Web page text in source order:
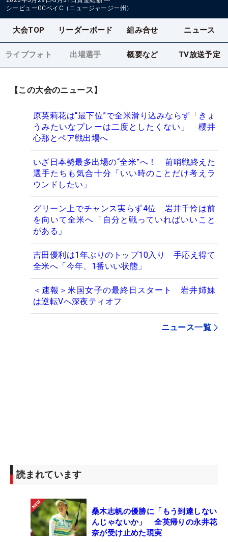
シービューGCベイC（ニュージャージー州）
大会TOP リーダーボード 組み合せ ニュース
ライブフォト 出場選手 概要など TV放送予定
【この大会のニュース】
原英莉花は“最下位”で全米滑り込みならず「きょ
うみたいなプレーは二度としたくない」 櫻井
心那とペア戦出場へ
いざ日本勢最多出場の“全米”へ！ 前哨戦終えた
選手たちも気合十分「いい時のことだけ考えラ
ウンドしたい」
グリーン上でチャンス実らず4位 岩井千怜は前
を向いて全米へ「自分と戦っていればいいこと
がある」
吉田優利は1年ぶりのトップ10入り 手応え得て
全米へ「今年、1番いい状態」
＜速報＞米国女子の最終日スタート 岩井姉妹
は逆転Vへ深夜ティオフ
ニュース一覧
読まれています
桑木志帆の優勝に「もう到達しない
んじゃないか」 全英帰りの永井花
奈が受け止めた現実